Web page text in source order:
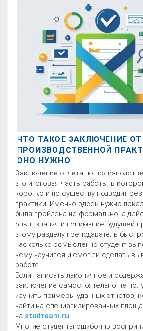
ЧТО ТАКОЕ ЗАКЛЮЧЕНИЕ
ПРОИЗВОДСТВЕННОЙ
ОНО НУЖНО
Заключение отчета по
это итоговая часть работы, в
коротко и по существу подводит
практики. Именно здесь нужно
была пройдена не формально, а
опыт, знания и понимание будущей
этому разделу преподаватель
насколько осмысленно студент
чему научился и смог ли сделать
работе.
Если написать лаконичное и
заключение самостоятельно не
изучить примеры удачных отчётов,
найти на специализированных
на studteam.ru.
Многие студенты ошибочно